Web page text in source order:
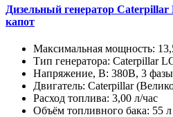
Дизельный генератор
капот
Максимальная мощность:
Тип генератора: Caterpillar
Напряжение, В: 380В, 3 фазы
Двигатель: Caterpillar
Расход топлива: 3,00 л/час
Объём топливного бака: 55 л